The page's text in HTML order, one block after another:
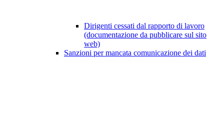
Dirigenti cessati dal rapporto di lavoro
(documentazione da pubblicare sul sito
web)
Sanzioni per mancata comunicazione dei dati